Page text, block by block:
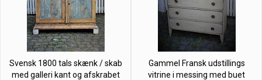
Svensk 1800 tals skænk / skab
med galleri kant og afskrabet
Gammel Fransk udstillings
vitrine i messing med buet